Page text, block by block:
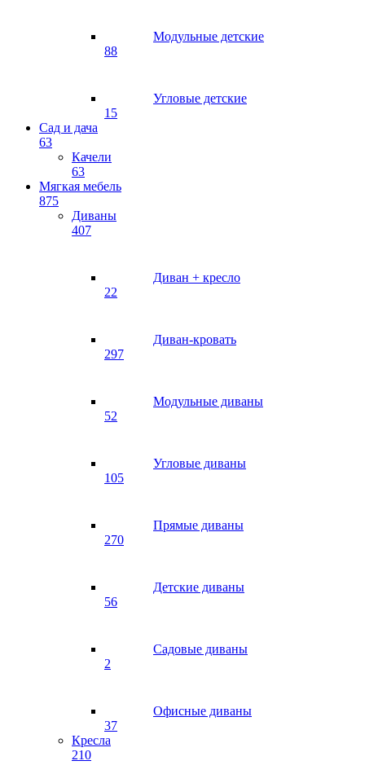
Модульные детские
88
Угловые детские
15
Сад и дача
63
Качели
63
Мягкая мебель
875
Диваны
407
Диван + кресло
22
Диван-кровать
297
Модульные диваны
52
Угловые диваны
105
Прямые диваны
270
Детские диваны
56
Садовые диваны
2
Офисные диваны
37
Кресла
210